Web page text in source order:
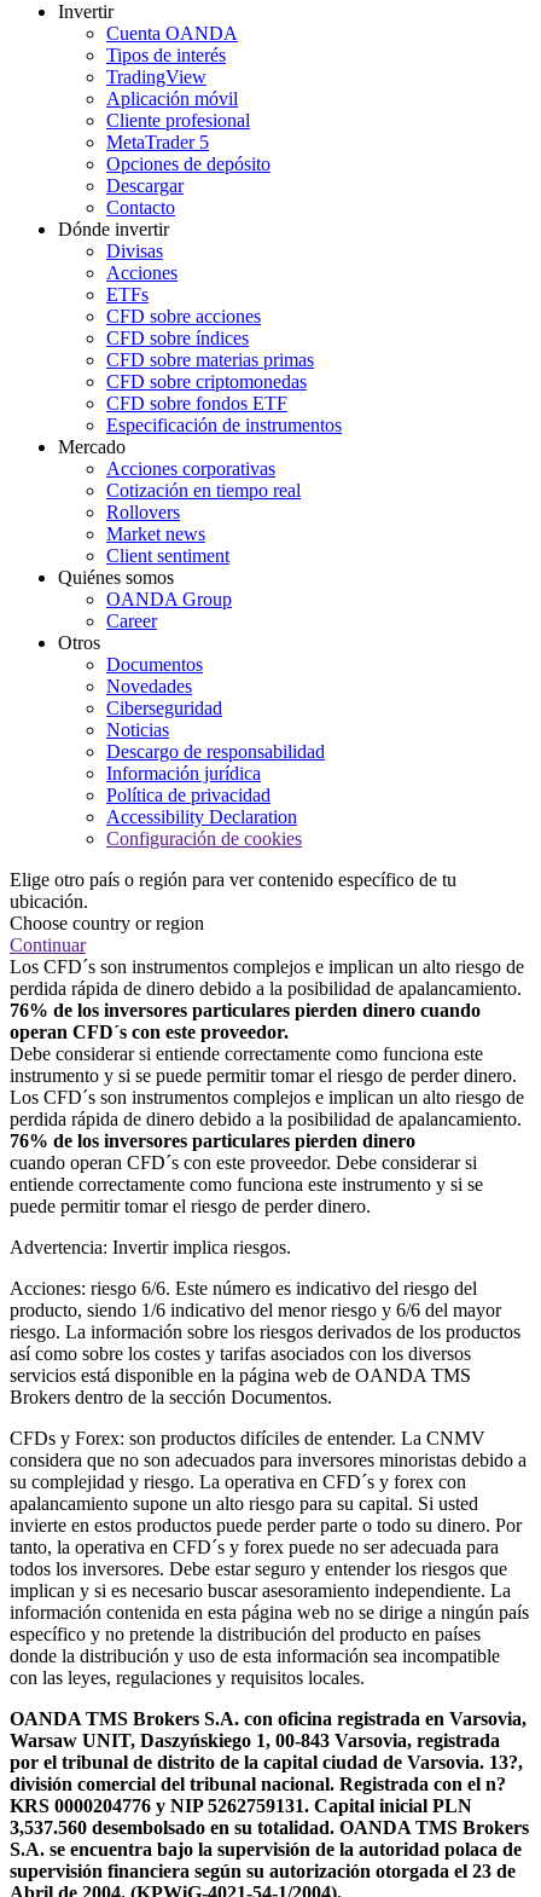
Invertir
Cuenta OANDA
Tipos de interés
TradingView
Aplicación móvil
Cliente profesional
MetaTrader 5
Opciones de depósito
Descargar
Contacto
Dónde invertir
Divisas
Acciones
ETFs
CFD sobre acciones
CFD sobre índices
CFD sobre materias primas
CFD sobre criptomonedas
CFD sobre fondos ETF
Especificación de instrumentos
Mercado
Acciones corporativas
Cotización en tiempo real
Rollovers
Market news
Client sentiment
Quiénes somos
OANDA Group
Career
Otros
Documentos
Novedades
Ciberseguridad
Noticias
Descargo de responsabilidad
Información jurídica
Política de privacidad
Accessibility Declaration
Configuración de cookies
Elige otro país o región para ver contenido específico de tu
ubicación.
Choose country or region
Continuar
Los CFD´s son instrumentos complejos e implican un alto riesgo de
perdida rápida de dinero debido a la posibilidad de apalancamiento.
76% de los inversores particulares pierden dinero cuando
operan CFD´s con este proveedor.
Debe considerar si entiende correctamente como funciona este
instrumento y si se puede permitir tomar el riesgo de perder dinero.
Los CFD´s son instrumentos complejos e implican un alto riesgo de
perdida rápida de dinero debido a la posibilidad de apalancamiento.
76% de los inversores particulares pierden dinero
cuando operan CFD´s con este proveedor. Debe considerar si
entiende correctamente como funciona este instrumento y si se
puede permitir tomar el riesgo de perder dinero.
Advertencia: Invertir implica riesgos.
Acciones: riesgo 6/6. Este número es indicativo del riesgo del
producto, siendo 1/6 indicativo del menor riesgo y 6/6 del mayor
riesgo. La información sobre los riesgos derivados de los productos
así como sobre los costes y tarifas asociados con los diversos
servicios está disponible en la página web de OANDA TMS
Brokers dentro de la sección Documentos.
CFDs y Forex: son productos difíciles de entender. La CNMV
considera que no son adecuados para inversores minoristas debido a
su complejidad y riesgo. La operativa en CFD´s y forex con
apalancamiento supone un alto riesgo para su capital. Si usted
invierte en estos productos puede perder parte o todo su dinero. Por
tanto, la operativa en CFD´s y forex puede no ser adecuada para
todos los inversores. Debe estar seguro y entender los riesgos que
implican y si es necesario buscar asesoramiento independiente. La
información contenida en esta página web no se dirige a ningún país
específico y no pretende la distribución del producto en países
donde la distribución y uso de esta información sea incompatible
con las leyes, regulaciones y requisitos locales.
OANDA TMS Brokers S.A. con oficina registrada en Varsovia,
Warsaw UNIT, Daszyńskiego 1, 00-843 Varsovia, registrada
por el tribunal de distrito de la capital ciudad de Varsovia. 13?,
división comercial del tribunal nacional. Registrada con el n?
KRS 0000204776 y NIP 5262759131. Capital inicial PLN
3,537.560 desembolsado en su totalidad. OANDA TMS Brokers
S.A. se encuentra bajo la supervisión de la autoridad polaca de
supervisión financiera según su autorización otorgada el 23 de